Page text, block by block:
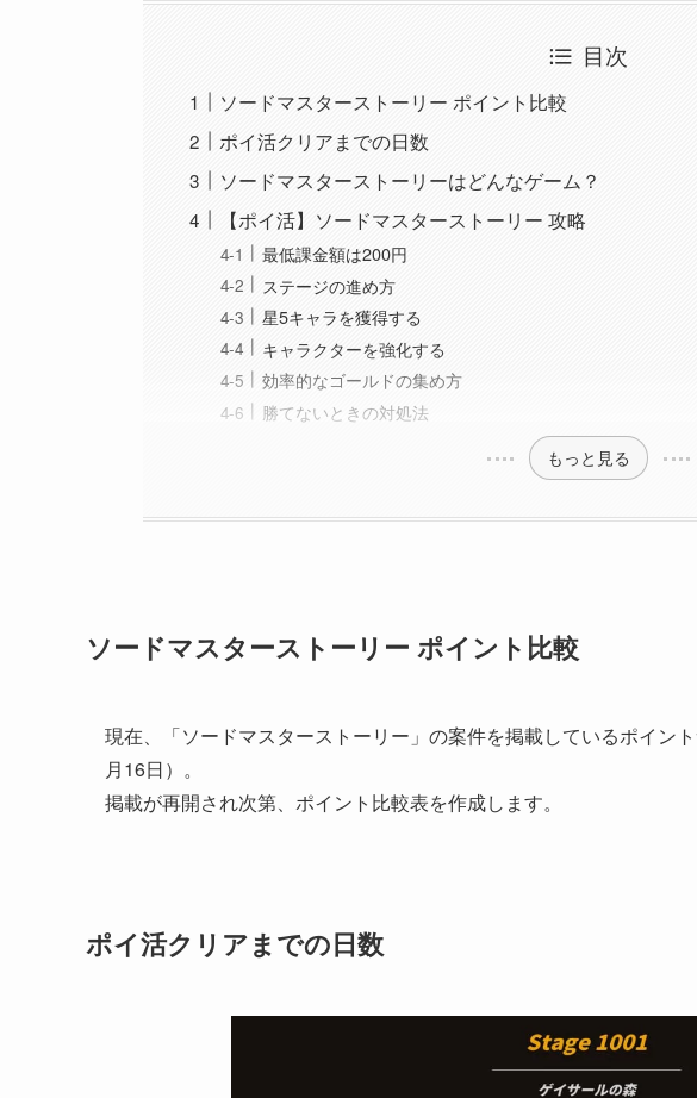
目次
ソードマスターストーリー ポイント比較
ポイ活クリアまでの日数
ソードマスターストーリーはどんなゲーム？
【ポイ活】ソードマスターストーリー 攻略
最低課金額は200円
ステージの進め方
星5キャラを獲得する
キャラクターを強化する
効率的なゴールドの集め方
勝てないときの対処法
もっと見る
ソードマスターストーリー ポイント比較
現在、「ソードマスターストーリー」の案件を掲載しているポイン
月16日）。
掲載が再開され次第、ポイント比較表を作成します。
ポイ活クリアまでの日数